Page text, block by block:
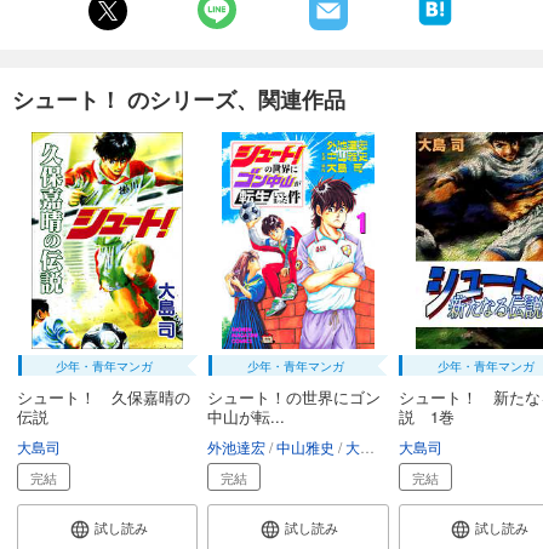
あらすじを表示する
594円 (税込)
完結
試し読み
あらすじを表示する
シュート！（３１）
594円 (税込)
完結
カート
試し読み
あらすじを表示する
シュート！（３２）
試し読み
シュート！ のシリーズ、関連作品
少年・青年マンガ
シュート！ 久保嘉晴の
伝説
大島司
完結
試し読み
少年・青年マンガ
シュート！の世界にゴン
中山が転...
外池達宏 中山雅史 大島司
完結
試し読み
少年・青年マンガ
シュート！ 新たな
説 1巻
大島司
完結
試し読み